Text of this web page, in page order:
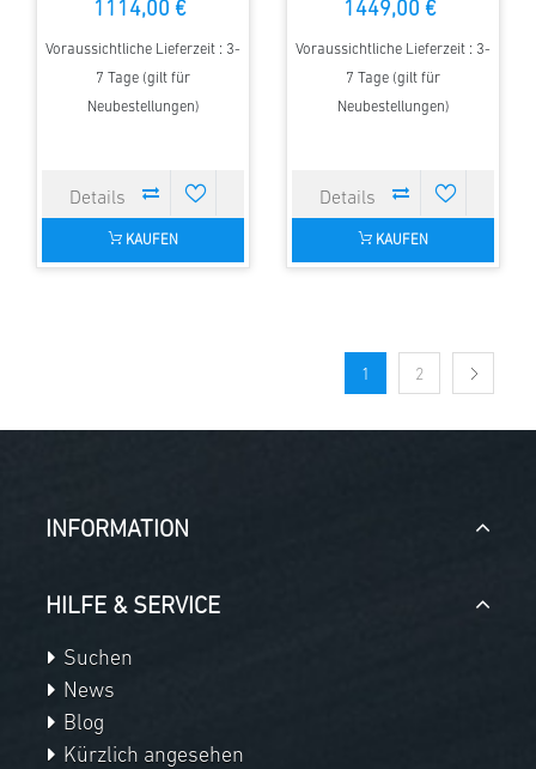
1114,00 €
Voraussichtliche Lieferzeit : 3-
7 Tage (gilt für
Neubestellungen)
KAUFEN
1449,00 €
Voraussichtliche Lieferzeit : 3-
7 Tage (gilt für
Neubestellungen)
KAUFEN
1 2
INFORMATION
HILFE & SERVICE
Suchen
News
Blog
Kürzlich angesehen